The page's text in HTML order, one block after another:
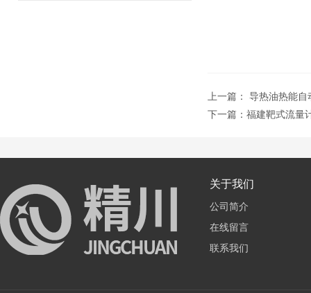
上一篇： 导热油热能自
下一篇： 福建靶式流量
关于我们
公司简介
在线留言
联系我们